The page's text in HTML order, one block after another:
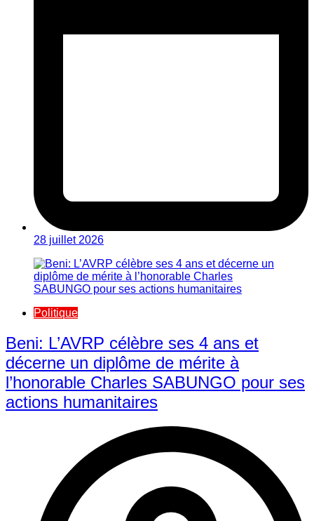
28 juillet 2026
Politique
Beni: L’AVRP célèbre ses 4 ans et
décerne un diplôme de mérite à
l’honorable Charles SABUNGO pour ses
actions humanitaires